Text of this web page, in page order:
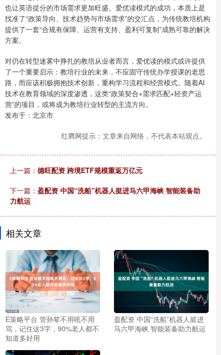
也让英语提分的市场需求更加旺盛。爱优读模式的成功，本质上是
找准了“政策导向、技术趋势与市场需求”的交汇点，为传统教培机构
提供了一套“合规有保障、运营有支持、盈利可复制”成熟可靠的解决
方案。
对仍在转型迷雾中挣扎的教培从业者而言，爱优读的模式或许提供
了一个重要启示：教培行业的未来，不应固守传统办学授课的老思
路，而应该积极拥抱技术创新，重构学习流程和经营模式。随着AI
技术在教育领域的深度渗透，这类“政策契合+需求匹配+轻资产运
营”的项目，或将成为教培行业转型的主流方向。
发布于：北京市
红腾网提示：文章来自网络，不代表本站观点。
上一篇： 德旺配资 跨境ETF规模重返万亿元
下一篇： 盈配资 中国“洗船”机器人挺进马六甲海峡 智能装备助
力航运
相关文章
E策略平台 管孙辈不用吼不用
骂，记住这3字，90%老人都不
知道多好用
盈配资 中国“洗船”机器人挺进
马六甲海峡 智能装备助力航运